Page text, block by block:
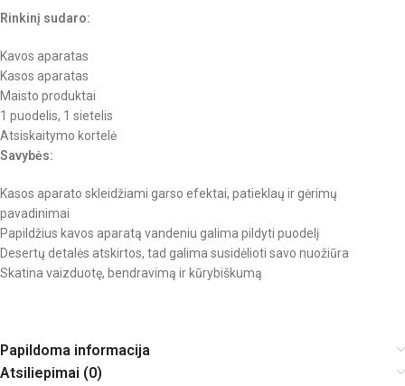
Rinkinį sudaro:
Kavos aparatas
Kasos aparatas
Maisto produktai
1 puodelis, 1 sietelis
Atsiskaitymo kortelė
Savybės:
Kasos aparato skleidžiami garso efektai, patieklaų ir gėrimų
pavadinimai
Papildžius kavos aparatą vandeniu galima pildyti puodelį
Desertų detalės atskirtos, tad galima susidėlioti savo nuožiūra
Skatina vaizduotę, bendravimą ir kūrybiškumą
Papildoma informacija
Atsiliepimai (0)